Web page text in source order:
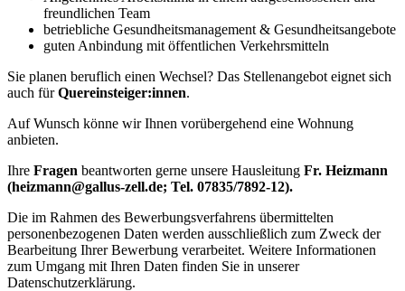
freundlichen Team
betriebliche Gesundheitsmanagement & Gesundheitsangebote
guten Anbindung mit öffentlichen Verkehrsmitteln
Sie planen beruflich einen Wechsel? Das Stellenangebot eignet sich
auch fürQuereinsteiger:innen.
Auf Wunsch könne wir Ihnen vorübergehend eine Wohnung
anbieten.
Ihre Fragen beantworten gerne unsere Hausleitung Fr. Heizmann
(heizmann@gallus-zell.de; Tel. 07835/7892-12).
Die im Rahmen des Bewerbungsverfahrens übermittelten
personenbezogenen Daten werden ausschließlich zum Zweck der
Bearbeitung Ihrer Bewerbung verarbeitet. Weitere Informationen
zum Umgang mit Ihren Daten finden Sie in unserer
Datenschutzerklärung.